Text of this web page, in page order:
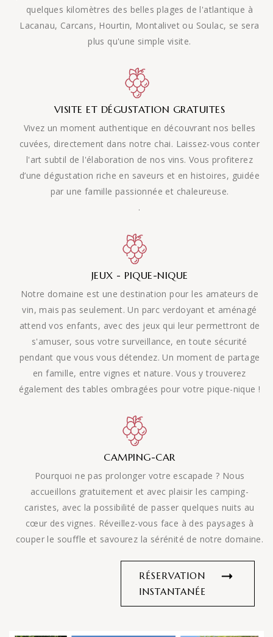
quelques kilomètres des belles plages de l'atlantique à
Lacanau, Carcans, Hourtin, Montalivet ou Soulac, se sera
plus qu'une simple visite.
VISITE ET DÉGUSTATION GRATUITES
Vivez un moment authentique en découvrant nos belles
cuvées, directement dans notre chai. Laissez-vous conter
l'art subtil de l'élaboration de nos vins. Vous profiterez
d’une dégustation riche en saveurs et en histoires, guidée
par une famille passionnée et chaleureuse.
.
JEUX - PIQUE-NIQUE
Notre domaine est une destination pour les amateurs de
vin, mais pas seulement. Un parc verdoyant et aménagé
attend vos enfants, avec des jeux qui leur permettront de
s'amuser, sous votre surveillance, en toute sécurité
pendant que vous vous détendez. Un moment de partage
en famille, entre vignes et nature. Vous y trouverez
également des tables ombragées pour votre pique-nique !
CAMPING-CAR
Pourquoi ne pas prolonger votre escapade ? Nous
accueillons gratuitement et avec plaisir les camping-
caristes, avec la possibilité de passer quelques nuits au
cœur des vignes. Réveillez-vous face à des paysages à
couper le souffle et savourez la sérénité de notre domaine.
RÉSERVATION
INSTANTANÉE